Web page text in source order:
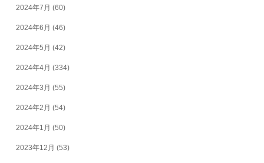
2024年7月 (60)
2024年6月 (46)
2024年5月 (42)
2024年4月 (334)
2024年3月 (55)
2024年2月 (54)
2024年1月 (50)
2023年12月 (53)